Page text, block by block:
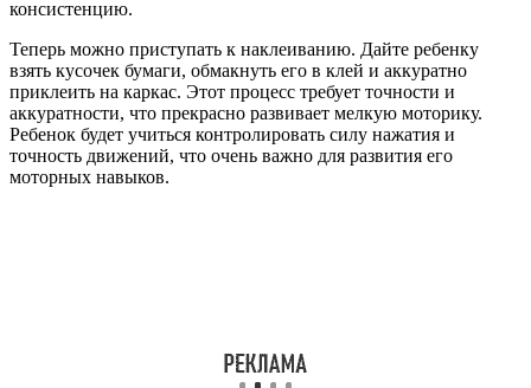
консистенцию.
Теперь можно приступать к наклеиванию. Дайте ребенку
взять кусочек бумаги, обмакнуть его в клей и аккуратно
приклеить на каркас. Этот процесс требует точности и
аккуратности, что прекрасно развивает мелкую моторику.
Ребенок будет учиться контролировать силу нажатия и
точность движений, что очень важно для развития его
моторных навыков.